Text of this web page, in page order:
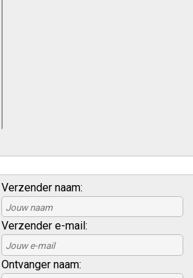
Verzender naam:
Verzender e-mail:
Ontvanger naam: